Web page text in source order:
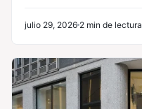
julio 29, 2026 2 min de lectura